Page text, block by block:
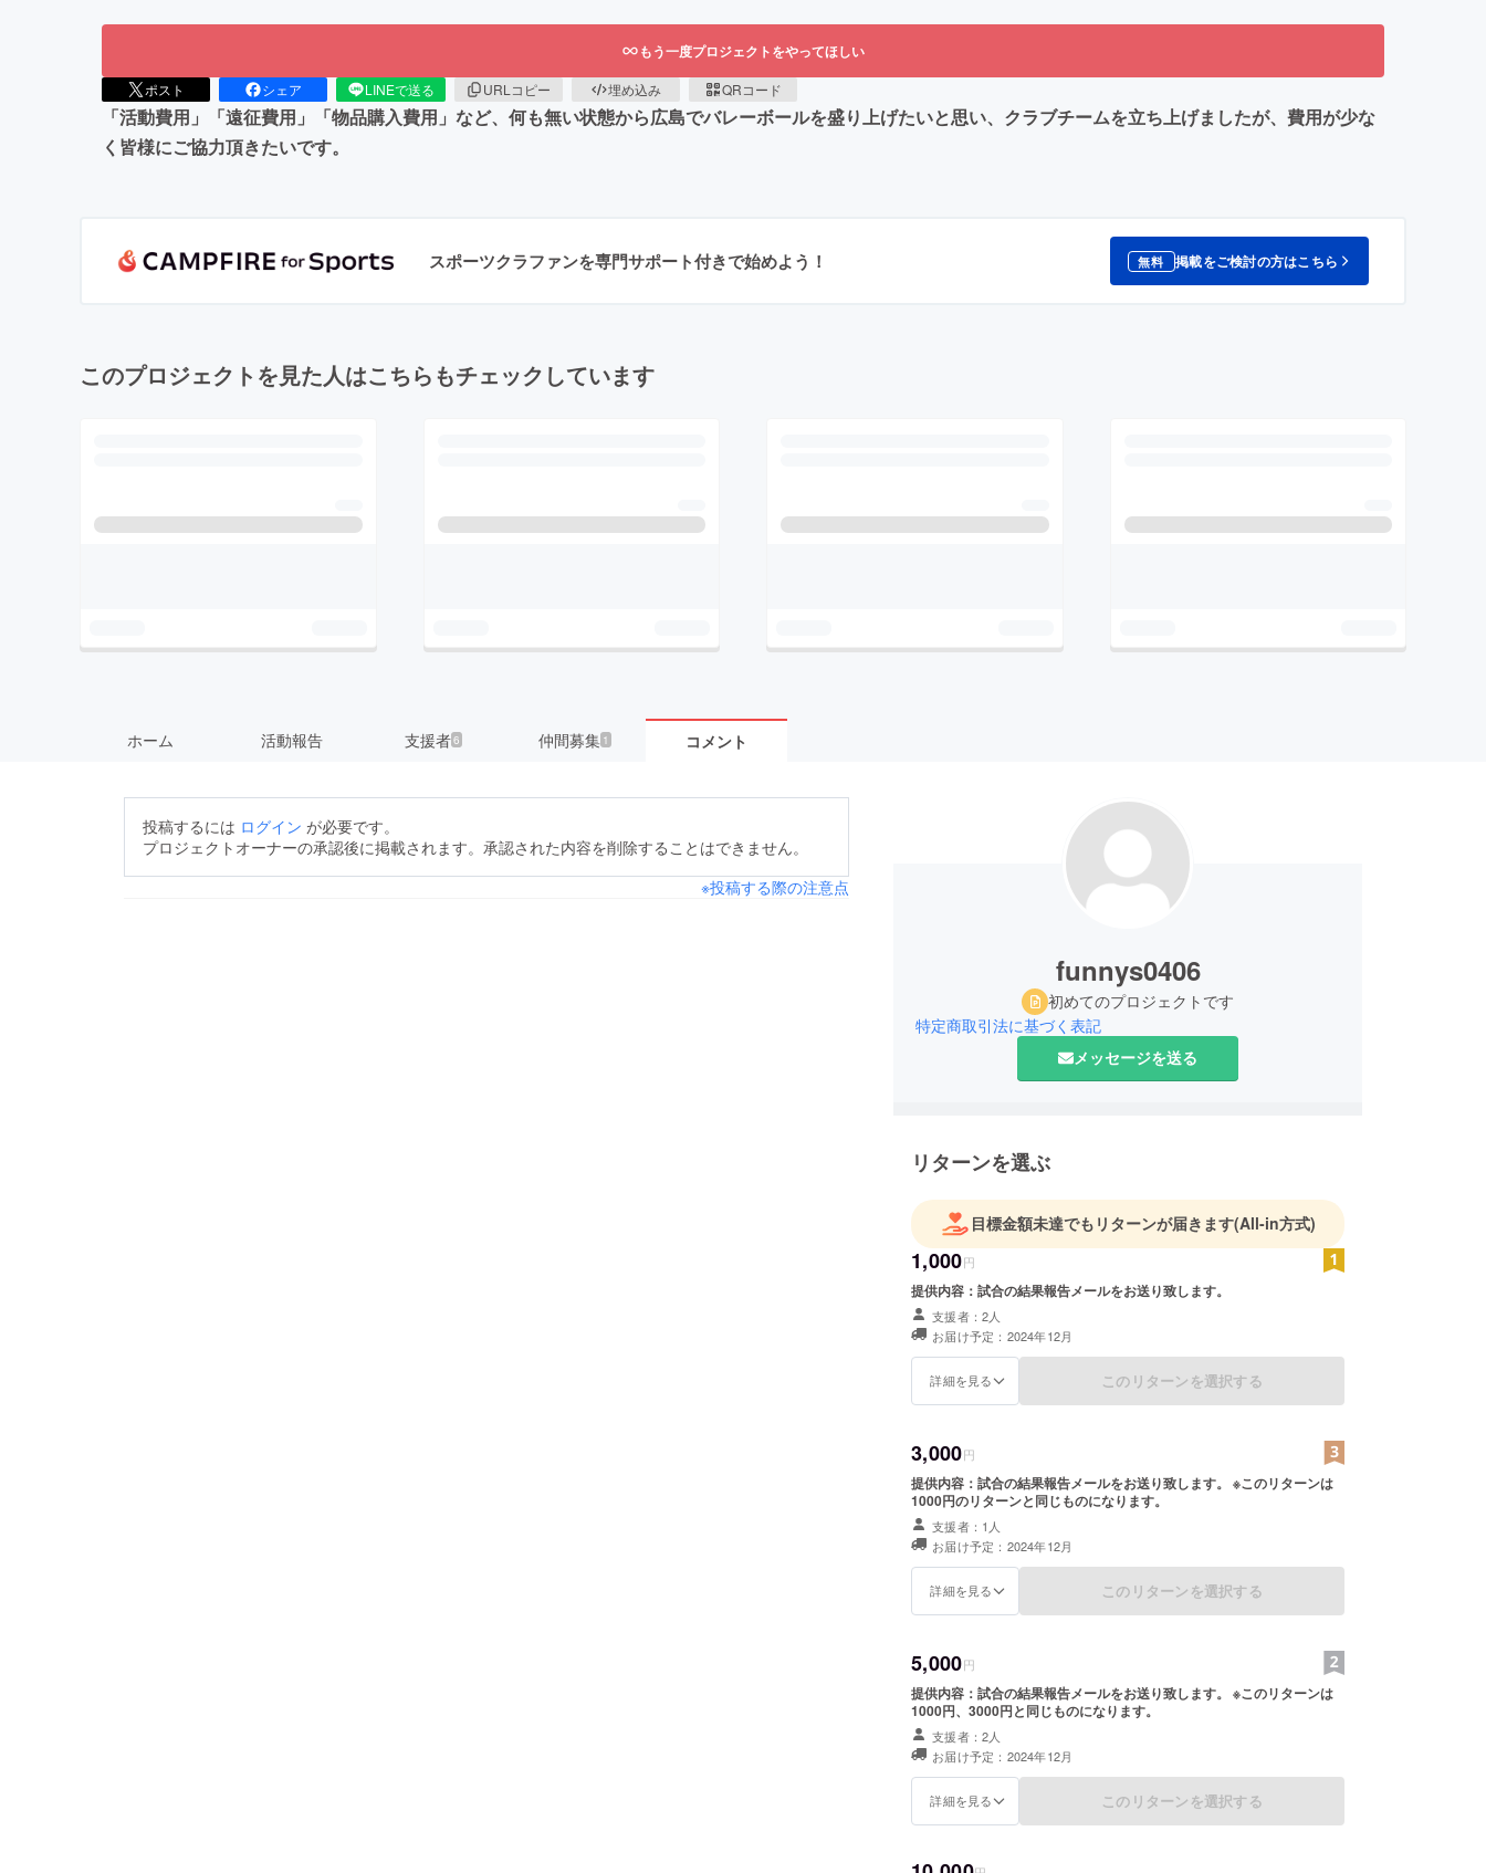
もう一度プロジェクトをやってほしい
ポスト シェア LINEで送る URLコピー 埋め込み QRコード
「活動費用」「遠征費用」「物品購入費用」など、何も無い状態から広島でバレーボールを盛り上げたいと思い、クラブチームを立ち上げましたが、費用が少な
く皆様にご協力頂きたいです。
スポーツクラファンを専門サポート付きで始めよう！ 無料 掲載をご検討の方はこちら
このプロジェクトを見た人はこちらもチェックしています
ホーム 活動報告 支援者6 仲間募集 1 コメント
投稿するには ログイン が必要です。
プロジェクトオーナーの承認後に掲載されます。承認された内容を削除することはできません。
※投稿する際の注意点
funnys0406
初めてのプロジェクトです
特定商取引法に基づく表記
メッセージを送る
リターンを選ぶ
目標金額未達でもリターンが届きます(All-in方式)
1,000円
提供内容：試合の結果報告メールをお送り致します。
支援者：2人
お届け予定：2024年12月
詳細を見る このリターンを選択する
3,000円
提供内容：試合の結果報告メールをお送り致します。 ※このリターンは
1000円のリターンと同じものになります。
支援者：1人
お届け予定：2024年12月
詳細を見る このリターンを選択する
5,000円
提供内容：試合の結果報告メールをお送り致します。 ※このリターンは
1000円、3000円と同じものになります。
支援者：2人
お届け予定：2024年12月
詳細を見る このリターンを選択する